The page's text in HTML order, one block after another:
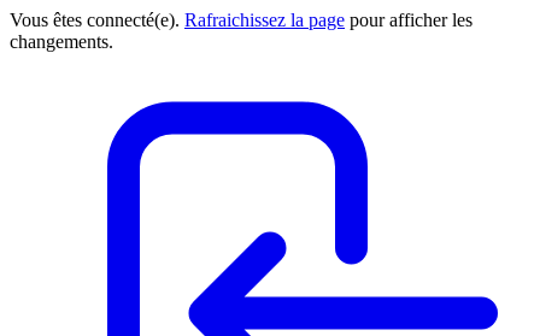
Vous êtes connecté(e). Rafraichissez la page pour afficher les
changements.